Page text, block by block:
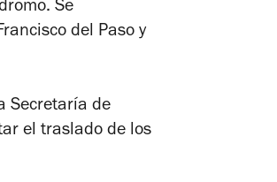
Se
del Paso y
Secretaría de
el traslado de los